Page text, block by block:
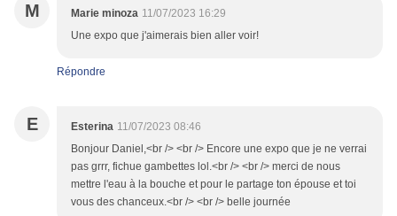
M Marie minoza 11/07/2023 16:29
Une expo que j'aimerais bien aller voir!
Répondre
E Esterina 11/07/2023 08:46
Bonjour Daniel,<br /> <br /> Encore une expo que je ne verrai
pas grrr, fichue gambettes lol.<br /> <br /> merci de nous
mettre l'eau à la bouche et pour le partage ton épouse et toi
vous des chanceux.<br /> <br /> belle journée